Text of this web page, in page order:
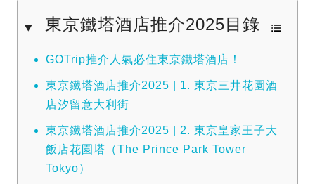
東京鐵塔酒店推介2025目錄
GOTrip推介人氣必住東京鐵塔酒店！
東京鐵塔酒店推介2025 | 1. 東京三井花園酒
店汐留意大利街
東京鐵塔酒店推介2025 | 2. 東京皇家王子大
飯店花園塔（The Prince Park Tower
Tokyo）